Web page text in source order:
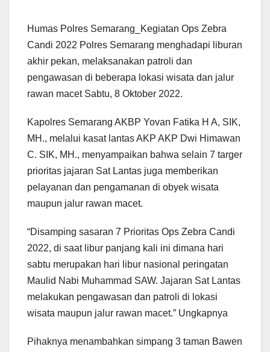
Humas Polres Semarang_Kegiatan Ops Zebra
Candi 2022 Polres Semarang menghadapi liburan
akhir pekan, melaksanakan patroli dan
pengawasan di beberapa lokasi wisata dan jalur
rawan macet Sabtu, 8 Oktober 2022.
Kapolres Semarang AKBP Yovan Fatika H A, SIK,
MH., melalui kasat lantas AKP AKP Dwi Himawan
C. SIK, MH., menyampaikan bahwa selain 7 targer
prioritas jajaran Sat Lantas juga memberikan
pelayanan dan pengamanan di obyek wisata
maupun jalur rawan macet.
“Disamping sasaran 7 Prioritas Ops Zebra Candi
2022, di saat libur panjang kali ini dimana hari
sabtu merupakan hari libur nasional peringatan
Maulid Nabi Muhammad SAW. Jajaran Sat Lantas
melakukan pengawasan dan patroli di lokasi
wisata maupun jalur rawan macet.” Ungkapnya
Pihaknya menambahkan simpang 3 taman Bawen